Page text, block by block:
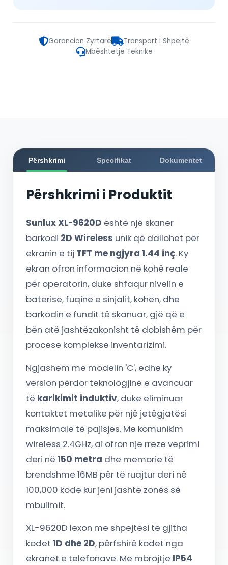
Garancion Zyrtarë
Transport i Shpejtë
Mbështetje Teknike
Përshkrimi Specifikat Dokumentet
Përshkrimi i Produktit
Sunlux XL-9620D është një skaner
barkodi 2D Wireless unik që dallohet për
ekranin e tij TFT me ngjyra 1.44 inç. Ky
ekran ofron informacion në kohë reale
për operatorin, duke shfaqur nivelin e
baterisë, fuqinë e sinjalit, kohën, dhe
barkodin e fundit të skanuar, gjë që e
bën atë jashtëzakonisht të dobishëm për
procese komplekse inventarizimi.
Ngjashëm me modelin 'C', edhe ky
version përdor teknologjinë e avancuar
të karikimit induktiv, duke eliminuar
kontaktet metalike për një jetëgjatësi
maksimale të pajisjes. Me komunikim
wireless 2.4GHz, ai ofron një rreze veprimi
deri në150 metra dhe memorie të
brendshme 16MB për të ruajtur deri në
100,000 kode kur jeni jashtë zonës së
mbulimit.
XL-9620D lexon me shpejtësi të gjitha
kodet1D dhe 2D, përfshirë kodet nga
ekranet e telefonave. Me mbrojtje IP54